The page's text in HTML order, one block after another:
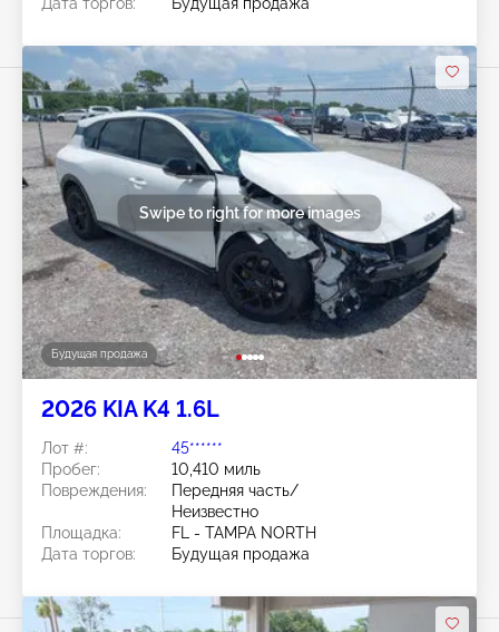
Будущая продажа
Swipe to right for more images
2026 KIA K4 1.6L
Лот #:
45******
Пробег:
10,410 миль
Повреждения:
Передняя часть/
Неизвестно
Площадка:
FL - TAMPA NORTH
Дата торгов:
Будущая продажа